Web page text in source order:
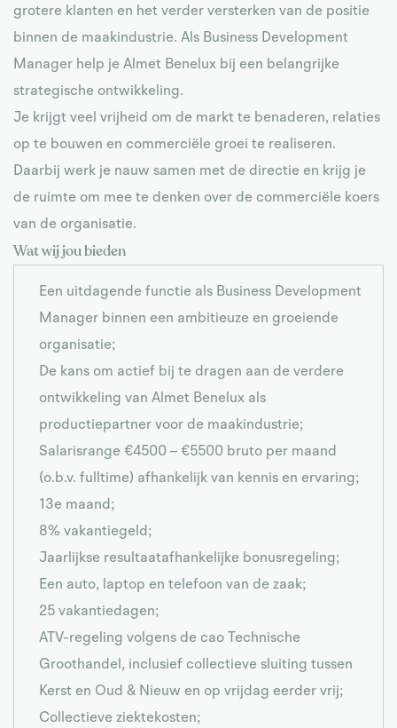
grotere klanten en het verder versterken van de positie
binnen de maakindustrie. Als Business Development
Manager help je Almet Benelux bij een belangrijke
strategische ontwikkeling.
Je krijgt veel vrijheid om de markt te benaderen, relaties
op te bouwen en commerciële groei te realiseren.
Daarbij werk je nauw samen met de directie en krijg je
de ruimte om mee te denken over de commerciële koers
van de organisatie.
Wat wij jou bieden
Een uitdagende functie als Business Development
Manager binnen een ambitieuze en groeiende
organisatie;
De kans om actief bij te dragen aan de verdere
ontwikkeling van Almet Benelux als
productiepartner voor de maakindustrie;
Salarisrange €4500 – €5500 bruto per maand
(o.b.v. fulltime) afhankelijk van kennis en ervaring;
13e maand;
8% vakantiegeld;
Jaarlijkse resultaatafhankelijke bonusregeling;
Een auto, laptop en telefoon van de zaak;
25 vakantiedagen;
ATV-regeling volgens de cao Technische
Groothandel, inclusief collectieve sluiting tussen
Kerst en Oud & Nieuw en op vrijdag eerder vrij;
Collectieve ziektekosten;